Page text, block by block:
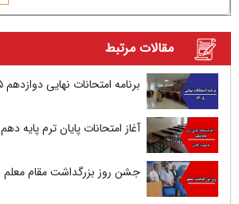
مقالات مرتبط
برنامه امتحانات نهایی دوازدهم ۱۴۰۵
آغاز امتحانات پایان ترم پایه دهم
جشن روز بزرگداشت مقام معلم